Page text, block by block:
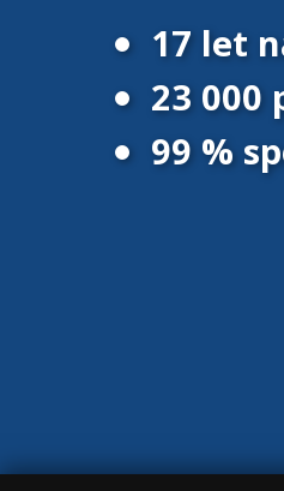
17 let
23 000
99 %